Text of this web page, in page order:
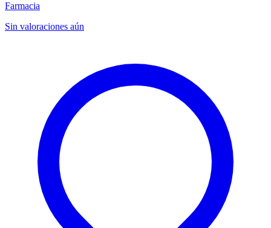
Farmacia
Sin valoraciones aún